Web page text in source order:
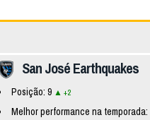
San José Earthquakes
Posição: 9 +2
Melhor performance na temporada: